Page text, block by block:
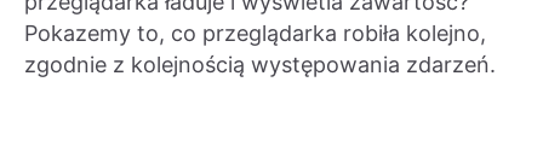
Pokazemy to, co przeglądarka robiła kolejno,
zgodnie z kolejnością występowania zdarzeń.